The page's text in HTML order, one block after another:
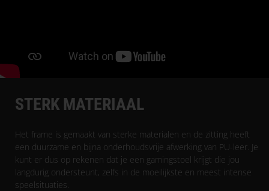
STERK MATERIAAL
Het frame is gemaakt van sterke materialen en de zitting heeft
een duurzame en bijna onderhoudsvrije afwerking van PU-leer. Je
kunt er dus op rekenen dat je een gamingstoel krijgt die jou
langdurig ondersteunt, zelfs in de moeilijkste en meest intense
speelsituaties.